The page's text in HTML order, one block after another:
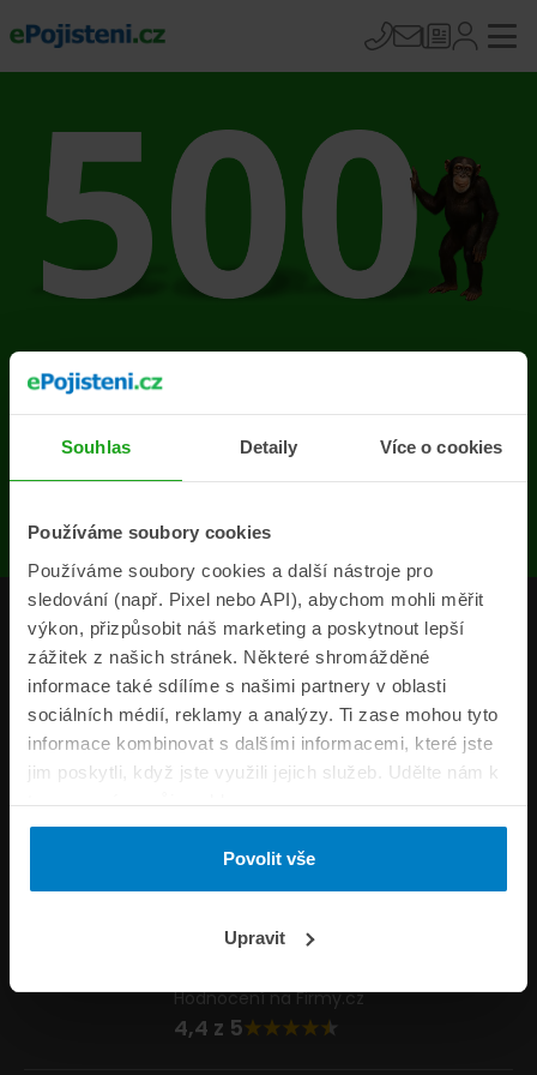
Souhlas Detaily Více o cookies
Používáme soubory cookies
Používáme soubory cookies a další nástroje pro
sledování (např. Pixel nebo API), abychom mohli měřit
výkon, přizpůsobit náš marketing a poskytnout lepší
zážitek z našich stránek. Některé shromážděné
informace také sdílíme s našimi partnery v oblasti
sociálních médií, reklamy a analýzy. Ti zase mohou tyto
informace kombinovat s dalšími informacemi, které jste
jim poskytli, když jste využili jejich služeb. Udělte nám k
tomu prosím svůj souhlas.
Povolit vše
Upravit
Na stránce se vyskytla
chyba
Produkty
Pojišťovny
Informace
ePojisteni.cz
Formuláře
Napište nám
Hodnocení na Firmy.cz
4,4 z 5